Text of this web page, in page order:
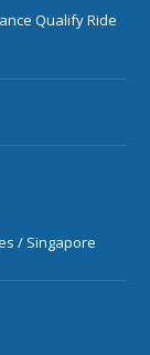
Qualify Ride
/ Singapore